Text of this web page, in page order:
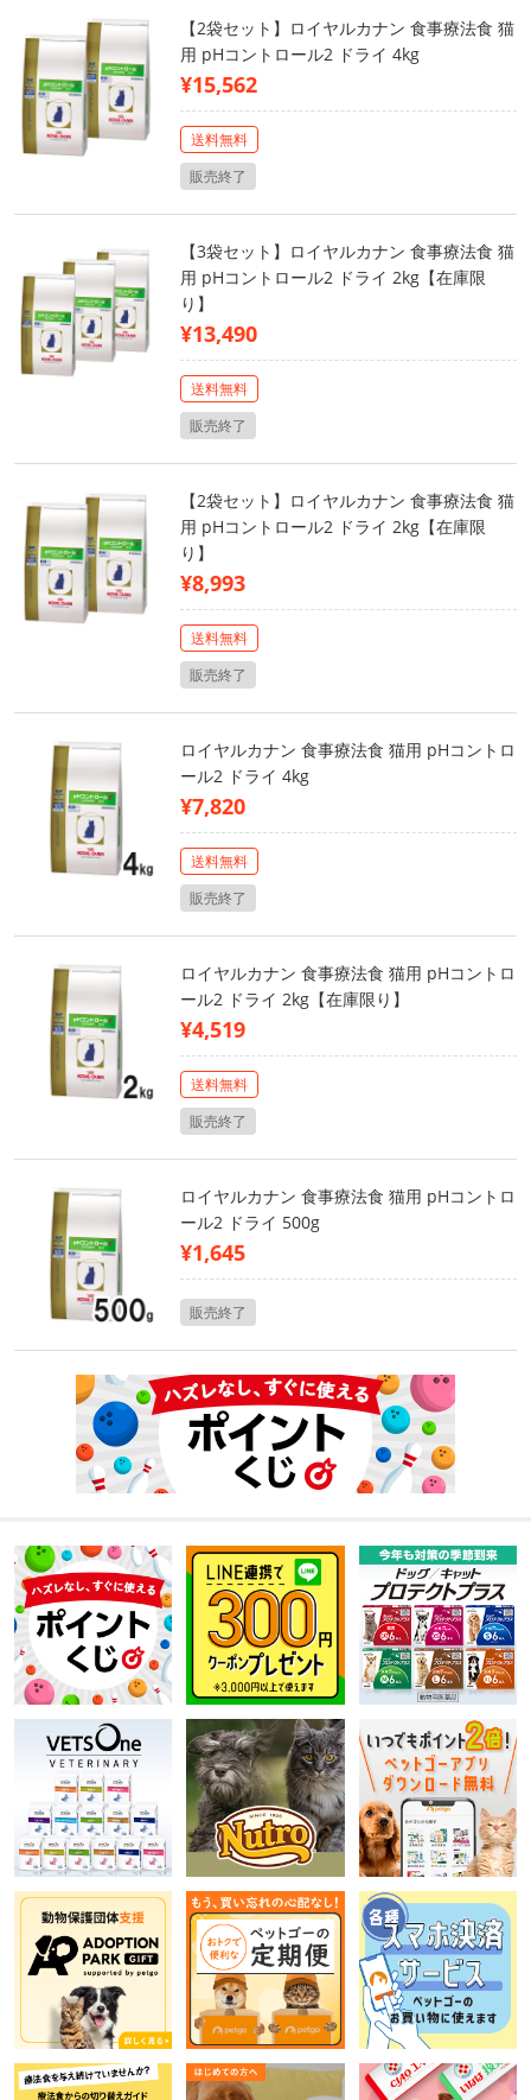
【2袋セット】ロイヤルカナン 食事療法食 猫
用 pHコントロール2 ドライ 4kg
¥15,562
送料無料
販売終了
【3袋セット】ロイヤルカナン 食事療法食 猫
用 pHコントロール2 ドライ 2kg【在庫限
り】
¥13,490
送料無料
販売終了
【2袋セット】ロイヤルカナン 食事療法食 猫
用 pHコントロール2 ドライ 2kg【在庫限
り】
¥8,993
送料無料
販売終了
ロイヤルカナン 食事療法食 猫用 pHコントロ
ール2 ドライ 4kg
¥7,820
送料無料
販売終了
ロイヤルカナン 食事療法食 猫用 pHコントロ
ール2 ドライ 2kg【在庫限り】
¥4,519
送料無料
販売終了
ロイヤルカナン 食事療法食 猫用 pHコントロ
ール2 ドライ 500g
¥1,645
販売終了